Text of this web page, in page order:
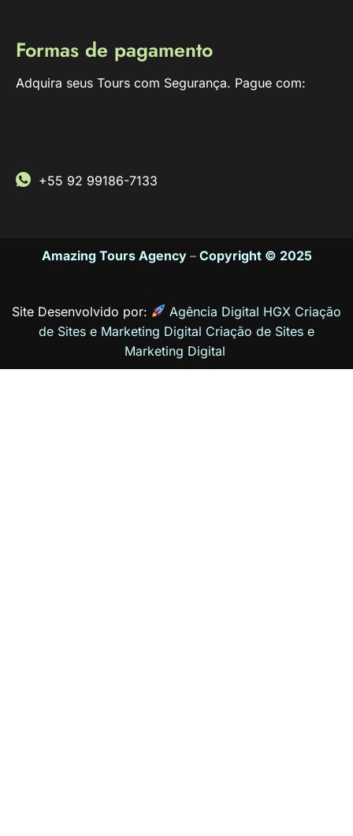
Formas de pagamento
Adquira seus Tours com Segurança. Pague com:
+55 92 99186-7133
Amazing Tours Agency– Copyright © 2025
Site Desenvolvido por:
Agência Digital HGX Criação
de Sites e Marketing Digital Criação de Sites e
Marketing Digital